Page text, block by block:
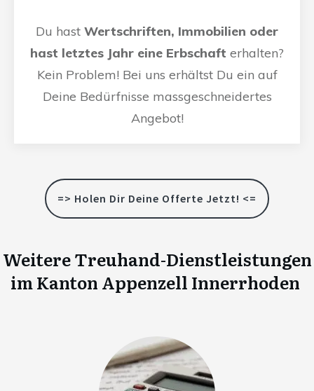
Du hast Wertschriften, Immobilien oder
hast letztes Jahr eine Erbschaft erhalten?
Kein Problem! Bei uns erhältst Du ein auf
Deine Bedürfnisse massgeschneidertes
Angebot!
=> Holen Dir Deine Offerte Jetzt! <=
Weitere Treuhand-Dienstleistungen
im Kanton Appenzell Innerrhoden